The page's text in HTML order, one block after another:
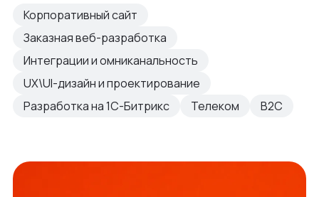
Корпоративный сайт
Заказная веб-разработка
Интеграции и омниканальность
UX\UI-дизайн и проектирование
Разработка на 1С-Битрикс
Телеком B2C